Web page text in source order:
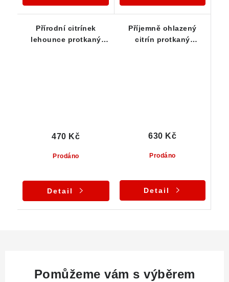
Přírodní citrínek
lehounce protkaný
Prodáno
470 Kč
Detail
Příjemně ohlazený
citrín protkaný
Prodáno
630 Kč
Detail
Pomůžeme vám s výběrem